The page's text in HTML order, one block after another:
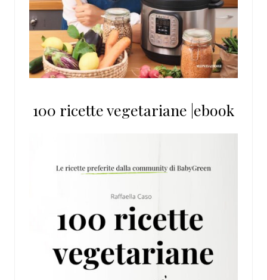
100 ricette vegetariane |ebook